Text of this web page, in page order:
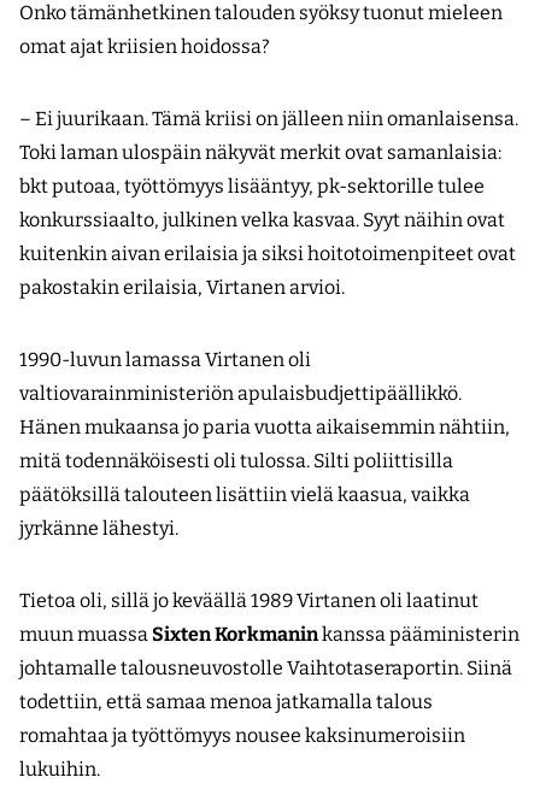
Onko tämänhetkinen talouden syöksy tuonut mieleen
omat ajat kriisien hoidossa?
– Ei juurikaan. Tämä kriisi on jälleen niin omanlaisensa.
Toki laman ulospäin näkyvät merkit ovat samanlaisia:
bkt putoaa, työttömyys lisääntyy, pk-sektorille tulee
konkurssiaalto, julkinen velka kasvaa. Syyt näihin ovat
kuitenkin aivan erilaisia ja siksi hoitotoimenpiteet ovat
pakostakin erilaisia, Virtanen arvioi.
1990-luvun lamassa Virtanen oli
valtiovarainministeriön apulaisbudjettipäällikkö.
Hänen mukaansa jo paria vuotta aikaisemmin nähtiin,
mitä todennäköisesti oli tulossa. Silti poliittisilla
päätöksillä talouteen lisättiin vielä kaasua, vaikka
jyrkänne lähestyi.
Tietoa oli, sillä jo keväällä 1989 Virtanen oli laatinut
muun muassa Sixten Korkmaninkanssa pääministerin
johtamalle talousneuvostolle Vaihtotaseraportin. Siinä
todettiin, että samaa menoa jatkamalla talous
romahtaa ja työttömyys nousee kaksinumeroisiin
lukuihin.